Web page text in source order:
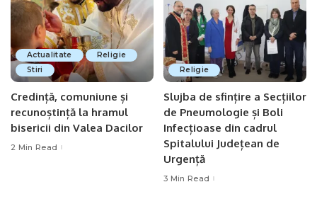
Actualitate
Religie
Stiri
Credință, comuniune și
recunoștință la hramul
bisericii din Valea Dacilor
2 Min Read
Religie
Slujba de sfințire a Secțiilor
de Pneumologie și Boli
Infecțioase din cadrul
Spitalului Județean de
Urgență​
3 Min Read